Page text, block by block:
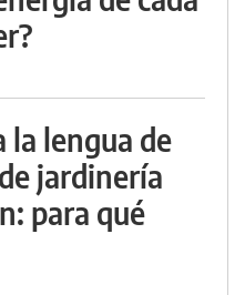
la lengua de
jardinería
para qué